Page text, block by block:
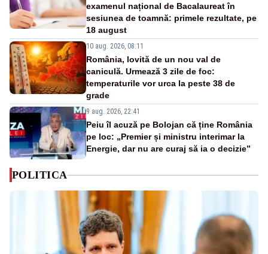
examenul național de Bacalaureat în
sesiunea de toamnă: primele rezultate, pe
18 august
10 aug. 2026, 08:11
România, lovită de un nou val de
caniculă. Urmează 3 zile de foc:
temperaturile vor urca la peste 38 de
grade
9 aug. 2026, 22:41
Peiu îl acuză pe Bolojan că ține România
pe loc: „Premier și ministru interimar la
Energie, dar nu are curaj să ia o decizie”
POLITICA